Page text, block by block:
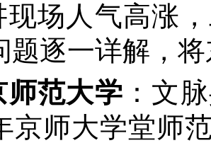
现场人气高涨
题逐一详解，
师范大学 ：文
京师大学堂师